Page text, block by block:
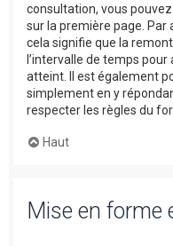
consultation, vous pouvez
sur la première page. Par
cela signifie que la
l’intervalle de temps
atteint. Il est également
simplement en y
respecter les règles du
Haut
Mise en forme